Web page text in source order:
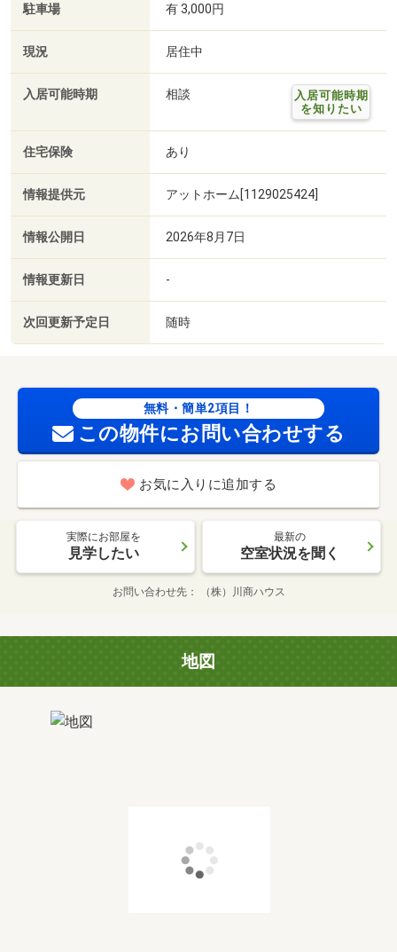
駐車場 有 3,000円
現況 居住中
入居可能時期 相談
入居可能時期
を知りたい
住宅保険 あり
情報提供元 アットホーム[1129025424]
情報公開日 2026年8月7日
情報更新日 -
次回更新予定日 随時
無料・簡単2項目！
この物件にお問い合わせする
お気に入りに追加する
実際にお部屋を
見学したい
最新の
空室状況を聞く
お問い合わせ先 （株）川商ハウス
地図